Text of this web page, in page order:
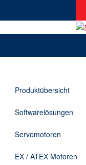
Applikationen
Informationen
Downloads
Kontakt
Produktübersicht
Softwarelösungen
Servomotoren
EX / ATEX Motoren